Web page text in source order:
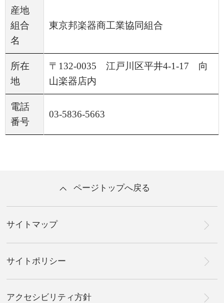
産地
組合
名
東京邦楽器商工業協同組合
所在
地
〒132-0035 江戸川区平井4-1-17 向
山楽器店内
電話
番号
03-5836-5663
ページトップへ戻る
サイトマップ
サイトポリシー
アクセシビリティ方針